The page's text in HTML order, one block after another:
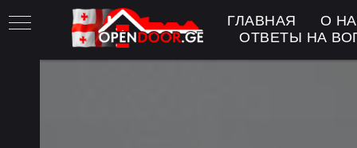
ГЛАВНАЯ О
ОТВЕТЫ НА